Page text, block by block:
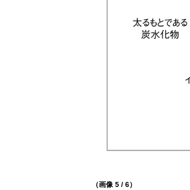
（画像 5 / 6）